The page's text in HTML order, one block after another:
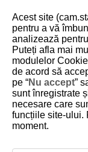
D292-151
Setări
Selectaţi [
Selectaţi o
Acest site
pentru a vă
analizează
Puteți afla mai
modulelor Cookie
de acord să
pe “Nu accept”
sunt înregistrate
necesare care
funcțiile site-ului.
moment.